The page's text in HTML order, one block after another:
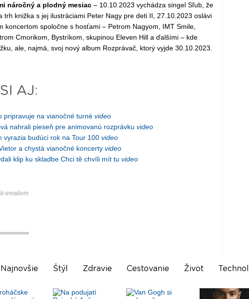
náročný a plodný mesiac– 10.10.2023 vychádza singel Sľub, že
trh knižka s jej ilustráciami Peter Nagy pre deti II, 27.10.2023 oslávi
koncertom spoločne s hosťami – Petrom Nagyom, IMT Smile,
Cmorikom, Bystríkom, skupinou Eleven Hill a ďalšími – kde
ale, najmä, svoj nový album Rozprávač, ktorý vyjde 30.10.2023.
AJ:
pripravuje na vianočné turné video
nahrali pieseň pre animovanú rozprávku video
vyrazia budúci rok na Tour 100 video
a chystá vianočné koncerty video
klip ku skladbe Chci tě chvíli mít tu video
emailom
Najnovšie Štýl Zdravie Cestovanie Život